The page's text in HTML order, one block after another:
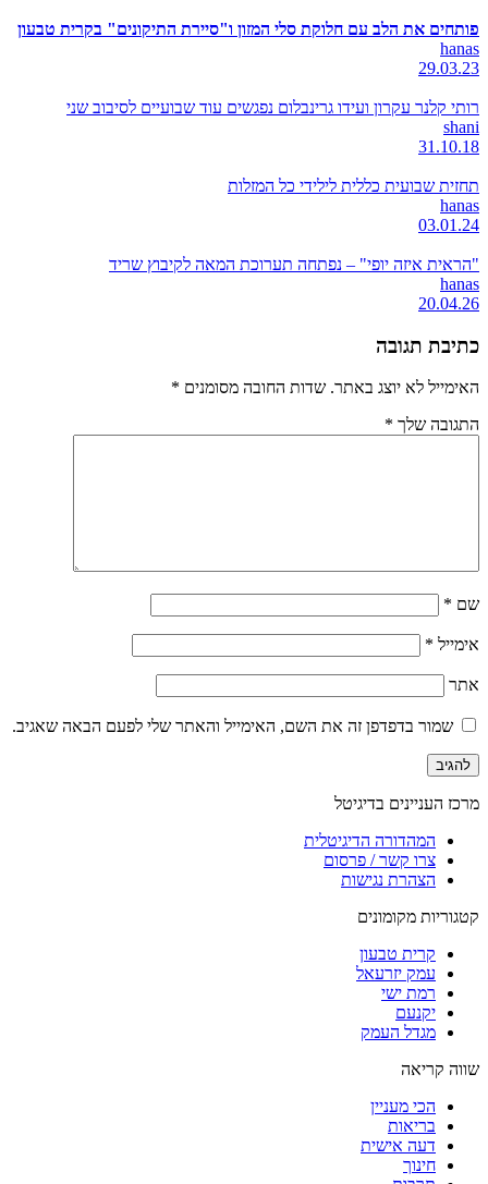
פותחים את הלב עם חלוקת סלי המזון ו"סיירת התיקונים" בקרית טבעון
hanas
29.03.23
רותי קלנר עקרון ועידו גרינבלום נפגשים עוד שבועיים לסיבוב שני
shani
31.10.18
תחזית שבועית כללית לילידי כל המזלות
hanas
03.01.24
"הראית איזה יופי" – נפתחה תערוכת המאה לקיבוץ שריד
hanas
20.04.26
כתיבת תגובה
האימייל לא יוצג באתר. שדות החובה מסומנים *
התגובה שלך *
שם *
אימייל *
אתר
שמור בדפדפן זה את השם, האימייל והאתר שלי לפעם הבאה שאגיב.
מרכז העניינים בדיגיטל
המהדורה הדיגיטלית
צרו קשר / פרסום
הצהרת נגישות
קטגוריות מקומונים
קרית טבעון
עמק יזרעאל
רמת ישי
יקנעם
מגדל העמק
שווה קריאה
הכי מעניין
בריאות
דעה אישית
חינוך